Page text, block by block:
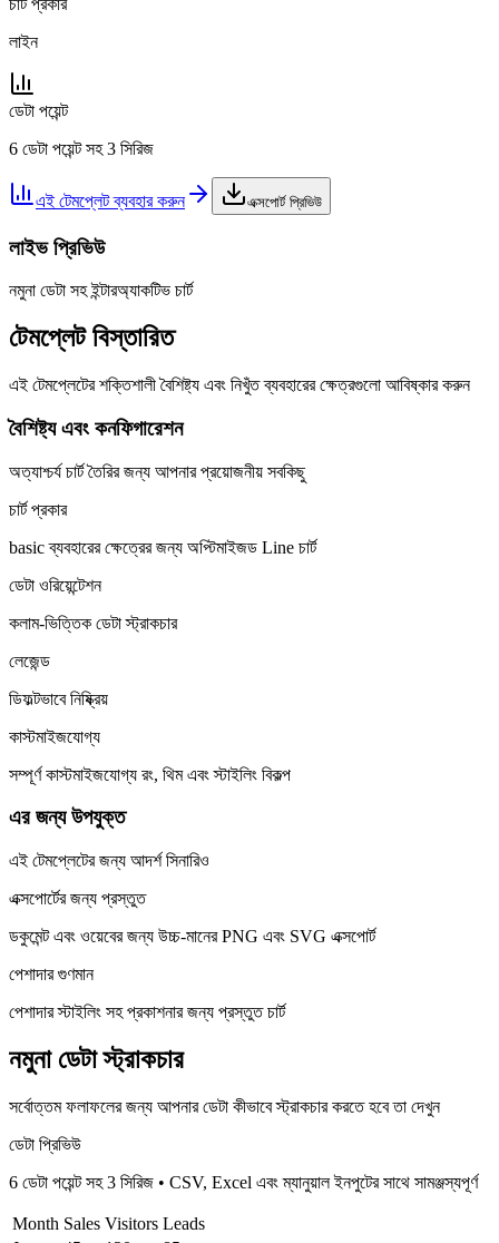
লাইন
ডেটা পয়েন্ট
6 ডেটা পয়েন্ট সহ 3 সিরিজ
এই টেমপ্লেট ব্যবহার করুন এক্সপোর্ট প্রিভিউ
লাইভ প্রিভিউ
নমুনা ডেটা সহ ইন্টারঅ্যাকটিভ চার্ট
টেমপ্লেট বিস্তারিত
এই টেমপ্লেটের শক্তিশালী বৈশিষ্ট্য এবং নিখুঁত ব্যবহারের ক্ষেত্রগুলো আবিষ্কার করুন
বৈশিষ্ট্য এবং কনফিগারেশন
অত্যাশ্চর্য চার্ট তৈরির জন্য আপনার প্রয়োজনীয় সবকিছু
চার্ট প্রকার
basic ব্যবহারের ক্ষেত্রের জন্য অপ্টিমাইজড Line চার্ট
ডেটা ওরিয়েন্টেশন
কলাম-ভিত্তিক ডেটা স্ট্রাকচার
লেজেন্ড
ডিফল্টভাবে নিষ্ক্রিয়
কাস্টমাইজযোগ্য
সম্পূর্ণ কাস্টমাইজযোগ্য রং, থিম এবং স্টাইলিং বিকল্প
এর জন্য উপযুক্ত
এই টেমপ্লেটের জন্য আদর্শ সিনারিও
এক্সপোর্টের জন্য প্রস্তুত
ডকুমেন্ট এবং ওয়েবের জন্য উচ্চ-মানের PNG এবং SVG এক্সপোর্ট
পেশাদার গুণমান
পেশাদার স্টাইলিং সহ প্রকাশনার জন্য প্রস্তুত চার্ট
নমুনা ডেটা স্ট্রাকচার
সর্বোত্তম ফলাফলের জন্য আপনার ডেটা কীভাবে স্ট্রাকচার করতে হবে তা দেখুন
ডেটা প্রিভিউ
6 ডেটা পয়েন্ট সহ 3 সিরিজ • CSV, Excel এবং ম্যানুয়াল ইনপুটের সাথে সামঞ্জস্যপূর্ণ
Month Sales Visitors Leads